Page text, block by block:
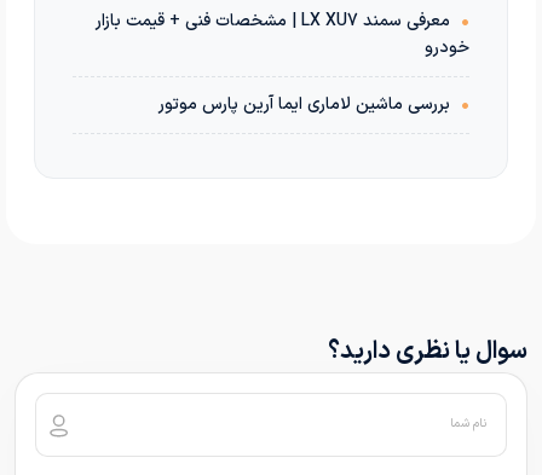
•
معرفی سمند LX XU7 | مشخصات فنی + قیمت بازار
خودرو
• بررسی ماشین لاماری ایما آرین پارس موتور
سوال یا نظری دارید؟
نام شما